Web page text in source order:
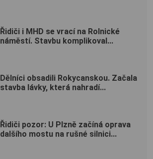
Řidiči i MHD se vrací na Rolnické
náměstí. Stavbu komplikoval...
Dělníci obsadili Rokycanskou. Začala
stavba lávky, která nahradí...
Řidiči pozor: U Plzně začíná oprava
dalšího mostu na rušné silnici...